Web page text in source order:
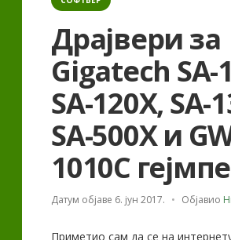
Драјвери за
Gigatech SA-
SA-120X, SA-
SA-500X и
1010C
Датум објаве 6. јун 2017. Објавио
Приметио сам да се на